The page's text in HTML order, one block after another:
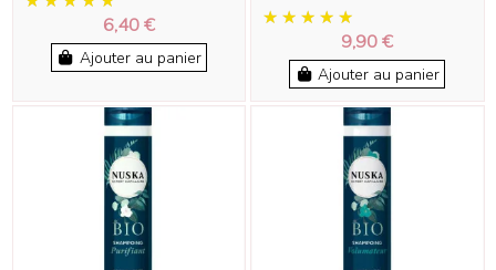
6,40 €
Ajouter au panier
9,90 €
Ajouter au panier